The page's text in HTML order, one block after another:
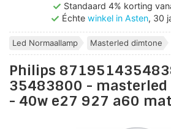
Standaard 4% korting
Échte winkel in Asten, 30
Led Normaallamp Masterled dimtone
Philips
35483800 - masterled
- 40w e27 927 a60